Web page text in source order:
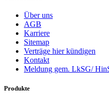
Über uns
AGB
Karriere
Sitemap
Verträge hier kündigen
Kontakt
Meldung gem. LkSG/
Produkte